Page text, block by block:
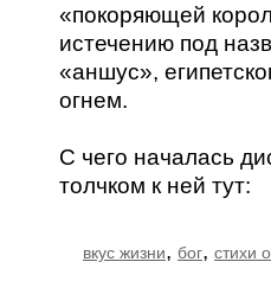
«покоряющей
истечению под
«аншус»,
огнем.
С чего началась
толчком к ней тут:
вкус жизни, бог, стихи